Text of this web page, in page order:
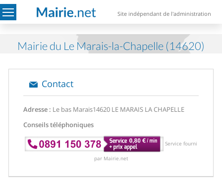
Site indépendant de l'administration
Mairie du Le Marais-la-Chapelle (14620)
Contact
Adresse : Le bas Marais14620 LE MARAIS LA CHAPELLE
Conseils téléphoniques
Service fourni
par Mairie.net